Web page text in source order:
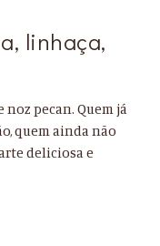
linhaça,
pecan. Quem já
quem ainda não
deliciosa e